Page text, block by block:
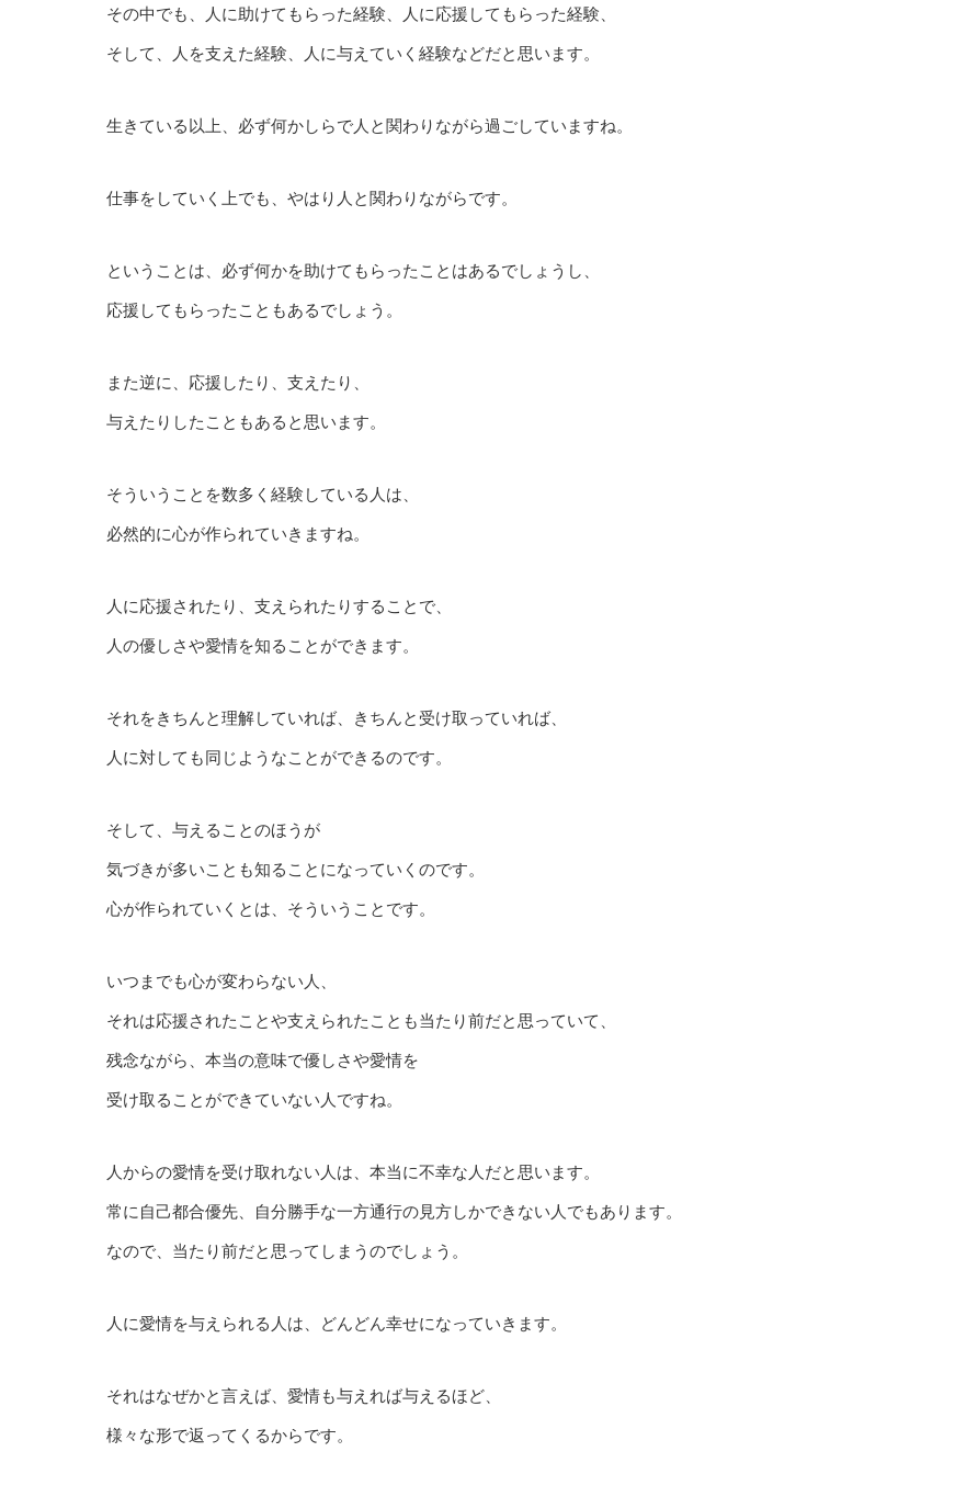
その中でも、人に助けてもらった経験、人に応援してもらった経験、
そして、人を支えた経験、人に与えていく経験などだと思います。
生きている以上、必ず何かしらで人と関わりながら過ごしていますね。
仕事をしていく上でも、やはり人と関わりながらです。
ということは、必ず何かを助けてもらったことはあるでしょうし、
応援してもらったこともあるでしょう。
また逆に、応援したり、支えたり、
与えたりしたこともあると思います。
そういうことを数多く経験している人は、
必然的に心が作られていきますね。
人に応援されたり、支えられたりすることで、
人の優しさや愛情を知ることができます。
それをきちんと理解していれば、きちんと受け取っていれば、
人に対しても同じようなことができるのです。
そして、与えることのほうが
気づきが多いことも知ることになっていくのです。
心が作られていくとは、そういうことです。
いつまでも心が変わらない人、
それは応援されたことや支えられたことも当たり前だと思っていて、
残念ながら、本当の意味で優しさや愛情を
受け取ることができていない人ですね。
人からの愛情を受け取れない人は、本当に不幸な人だと思います。
常に自己都合優先、自分勝手な一方通行の見方しかできない人でもあります。
なので、当たり前だと思ってしまうのでしょう。
人に愛情を与えられる人は、どんどん幸せになっていきます。
それはなぜかと言えば、愛情も与えれば与えるほど、
様々な形で返ってくるからです。